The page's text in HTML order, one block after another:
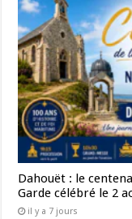
Dahouët : le
Garde célébré le 2
il y a 7 jours